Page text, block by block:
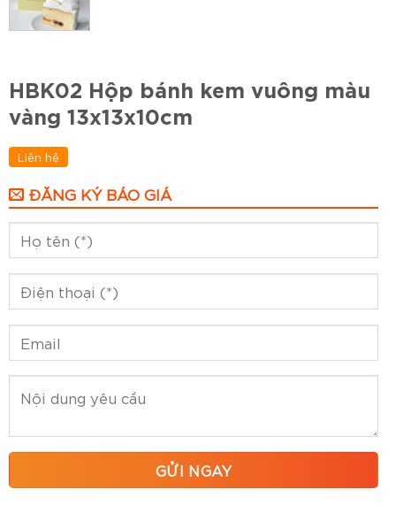
HBK02 Hộp bánh kem vuông màu
vàng 13x13x10cm
Liên hệ
ĐĂNG KÝ BÁO GIÁ